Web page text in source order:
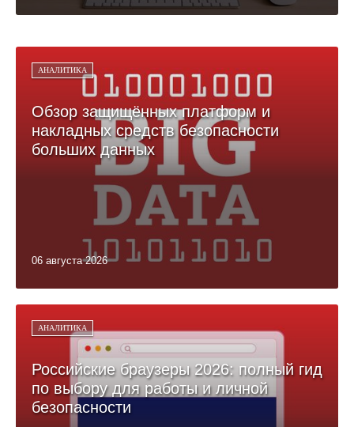
АНАЛИТИКА
Обзор защищённых платформ и
накладных средств безопасности
больших данных
06 августа 2026
АНАЛИТИКА
Российские браузеры 2026: полный гид
по выбору для работы и личной
безопасности